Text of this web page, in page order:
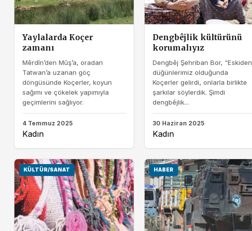
Yaylalarda Koçer
zamanı
Mêrdîn’den Mûş’a, oradan
Tatwan’a uzanan göç
döngüsünde Koçerler, koyun
sağımı ve çökelek yapımıyla
geçimlerini sağlıyor.
4 Temmuz 2025
Kadın
Dengbêjlik kültürünü
korumalıyız
Dengbêj Şehriban Bor, “Eskiden
düğünlerimiz olduğunda
Koçerler gelirdi, onlarla birlikte
şarkılar söylerdik. Şimdi
dengbêjlik...
30 Haziran 2025
Kadın
KÜLTÜR/SANAT HABER